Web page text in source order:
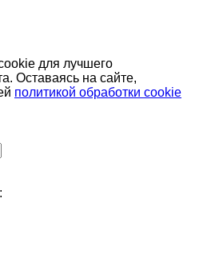
для лучшего
Оставаясь на сайте,
политикой обработки cookie